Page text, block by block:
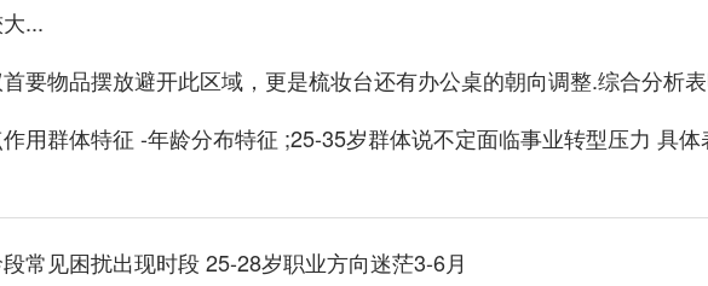
...
要物品摆放避开此区域，更是梳妆台还有办公桌的朝向调整.综合分析表
用群体特征 -年龄分布特征 ;25-35岁群体说不定面临事业转型压力 具体
常见困扰出现时段 25-28岁职业方向迷茫3-6月